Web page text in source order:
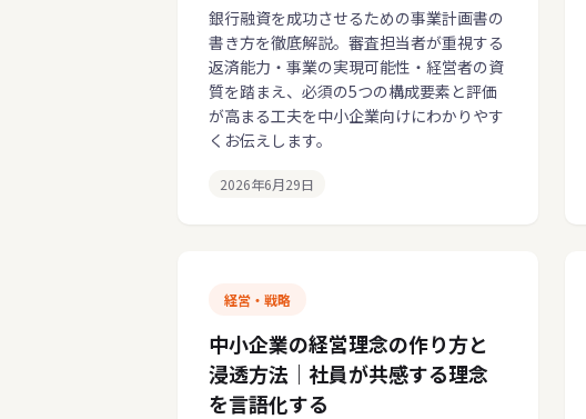
銀行融資を成功させるための事業計画書の
書き方を徹底解説。審査担当者が重視する
返済能力・事業の実現可能性・経営者の資
質を踏まえ、必須の5つの構成要素と評価
が高まる工夫を中小企業向けにわかりやす
くお伝えします。
2026年6月29日
経営・戦略
中小企業の経営理念の作り方と
浸透方法｜社員が共感する理念
を言語化する